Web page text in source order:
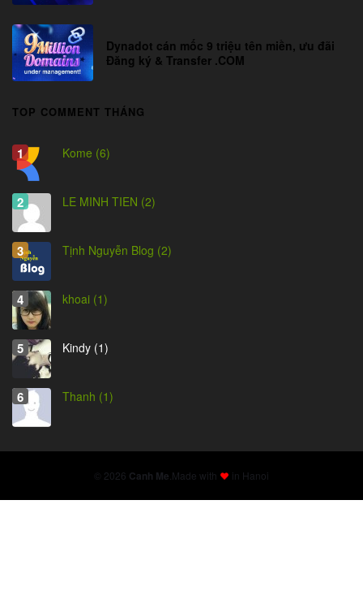
Dynadot cán mốc 9 triệu tên miền, ưu đãi
Đăng ký & Transfer .COM
TOP COMMENT THÁNG
Kome (6)
LE MINH TIEN (2)
Tịnh Nguyễn Blog (2)
khoai (1)
Kindy (1)
Thanh (1)
© 2026 Canh Me Made with in Hanoi